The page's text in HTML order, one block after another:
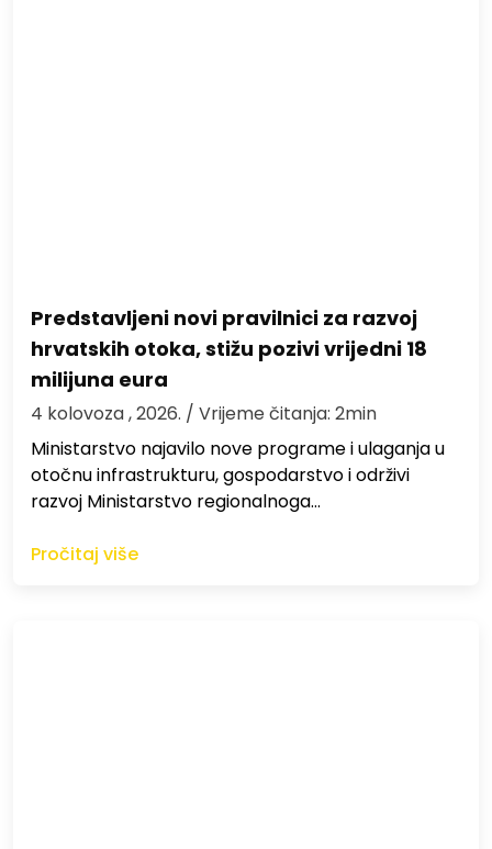
Predstavljeni novi pravilnici za razvoj
hrvatskih otoka, stižu pozivi vrijedni 18
milijuna eura
4 kolovoza , 2026. / Vrijeme čitanja: 2min
Ministarstvo najavilo nove programe i ulaganja u
otočnu infrastrukturu, gospodarstvo i održivi
razvoj Ministarstvo regionalnoga…
Pročitaj više